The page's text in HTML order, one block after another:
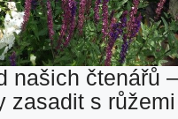
našich čtenářů
zasadit s růžemi